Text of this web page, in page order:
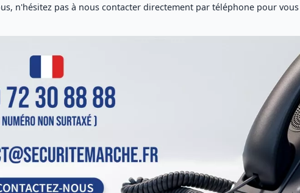
n'hésitez pas à nous contacter directement par téléphonepour vous